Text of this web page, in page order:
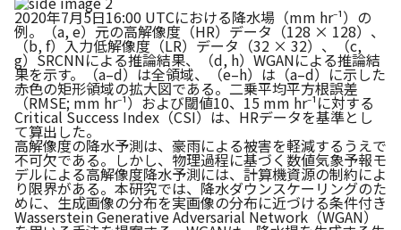
2020年7月5日16:00 UTCにおける降水場（mm hr⁻¹）の
例。（a, e）元の高解像度（HR）データ（128 × 128）、
（b, f）入力低解像度（LR）データ（32 × 32）、（c,
g）SRCNNによる推論結果、（d, h）WGANによる推論結
果を示す。（a–d）は全領域、（e–h）は（a–d）に示した
赤色の矩形領域の拡大図である。二乗平均平方根誤差
（RMSE; mm hr⁻¹）および閾値10、15 mm hr⁻¹に対する
Critical Success Index（CSI）は、HRデータを基準とし
て算出した。
高解像度の降水予測は、豪雨による被害を軽減するうえで
不可欠である。しかし、物理過程に基づく数値気象予報モ
デルによる高解像度降水予測には、計算機資源の制約によ
り限界がある。本研究では、降水ダウンスケーリングのた
めに、生成画像の分布を実画像の分布に近づける条件付き
Wasserstein Generative Adversarial Network（WGAN）